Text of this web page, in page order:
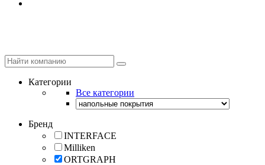
Категории
Все категории
Бренд
INTERFACE
Milliken
ORTGRAPH